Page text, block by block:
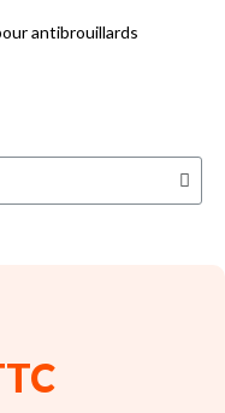
antibrouillards